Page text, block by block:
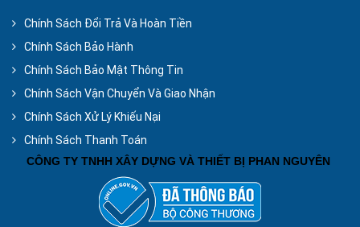
Chính Sách Đổi Trả Và Hoàn Tiền
Chính Sách Bảo Hành
Chính Sách Bảo Mật Thông Tin
Chính Sách Vận Chuyển Và Giao Nhận
Chính Sách Xử Lý Khiếu Nại
Chính Sách Thanh Toán
CÔNG TY TNHH XÂY DỰNG VÀ THIẾT BỊ PHAN NGUYÊN